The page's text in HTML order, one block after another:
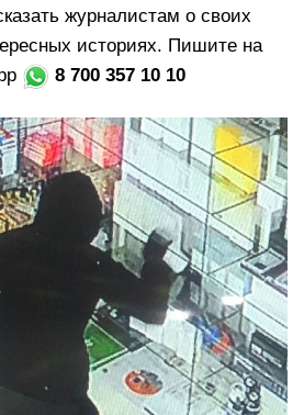
в
и
г
а
ц
и
ю
журналистам о своих
историях. Пишите на
8 700 357 10 10